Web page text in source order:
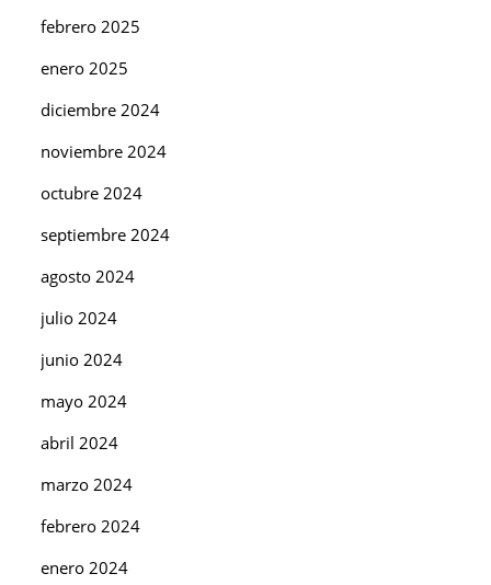
febrero 2025
enero 2025
diciembre 2024
noviembre 2024
octubre 2024
septiembre 2024
agosto 2024
julio 2024
junio 2024
mayo 2024
abril 2024
marzo 2024
febrero 2024
enero 2024